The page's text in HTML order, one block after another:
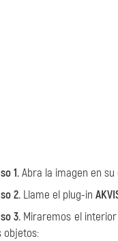
1.Abra la imagen en
2. Llame el plug-in
3. Miraremos el
objetos: